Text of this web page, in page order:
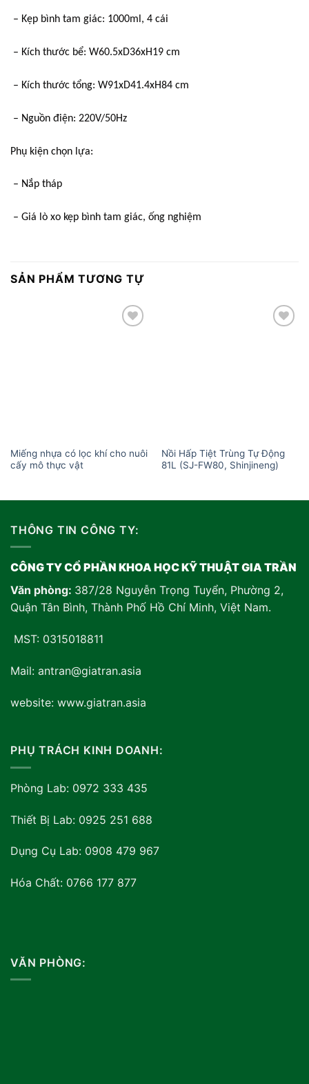
– Kẹp bình tam giác: 1000ml, 4 cái
– Kích thước bể: W60.5xD36xH19 cm
– Kích thước tổng: W91xD41.4xH84 cm
– Nguồn điện: 220V/50Hz
Phụ kiện chọn lựa:
– Nắp tháp
– Giá lò xo kẹp bình tam giác, ống nghiệm
SẢN PHẨM TƯƠNG TỰ
Miếng nhựa có lọc khí cho nuôi
cấy mô thực vật
Nồi Hấp Tiệt Trùng Tự Động
81L (SJ-FW80, Shinjineng)
THÔNG TIN CÔNG TY:
CÔNG TY CỔ PHẦN KHOA HỌC KỸ THUẬT GIA TRẦN
Văn phòng: 387/28 Nguyễn Trọng Tuyển, Phường 2,
Quận Tân Bình, Thành Phố Hồ Chí Minh, Việt Nam.
MST: 0315018811
Mail: antran@giatran.asia
website: www.giatran.asia
PHỤ TRÁCH KINH DOANH:
Phòng Lab: 0972 333 435
Thiết Bị Lab: 0925 251 688
Dụng Cụ Lab: 0908 479 967
Hóa Chất: 0766 177 877
VĂN PHÒNG: